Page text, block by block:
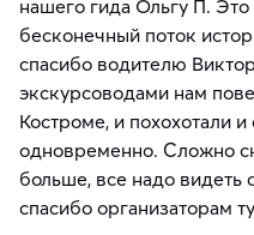
нашего гида Ольгу П.
бесконечный поток
спасибо водителю
экскурсоводами нам
Костроме, и похохотали и
одновременно. Сложно
больше, все надо видеть
спасибо организаторам